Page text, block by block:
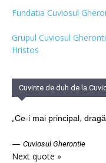
Fundatia Cuviosul
Grupul Cuviosul
Hristos
Cuvinte de duh de la
„Ce-i mai principal,
— Cuviosul Gherontie
Next quote »